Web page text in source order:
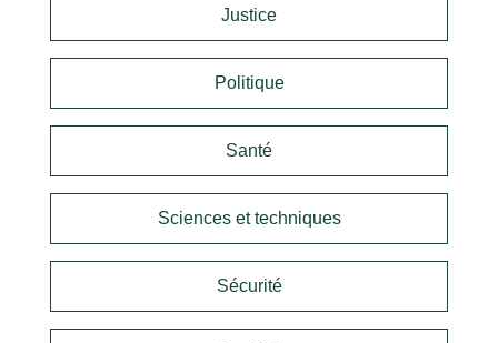
Justice
Politique
Santé
Sciences et techniques
Sécurité